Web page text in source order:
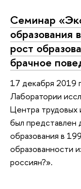
Семинар
образования
рост
брачное
17 декабря 2019
Лаборатории
Центра
был представлен
образования в
образованности
россиян?».